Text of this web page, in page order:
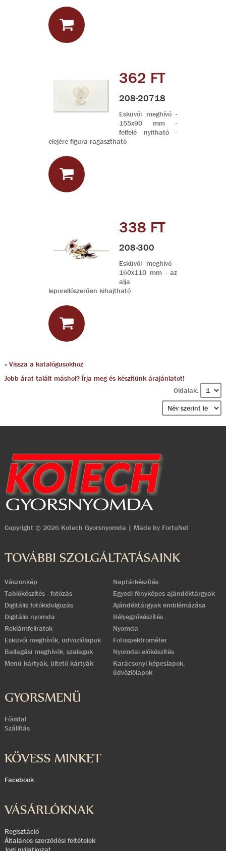
362 FT
208-20718
Esküvői meghívó -
155x90 mm -
felfelé nyitható -
elejére figura ragasztható
338 FT
208-300
Esküvői meghívó -
160x110 mm - az
alja
leporellószerűen kihajtható
« Vissza a katalógusokhoz
Jobb árat talált máshol? Írja meg és készítünk árajánlatot!
Oldalak:
Copyright © 2026 Kotech Gyorsnyomda | Made by FortuNet
TOVÁBBI SZOLGÁLTATÁSAINK
Vászonkép
Naptárkészítés
Tablókészítés - fotózás
Egyedi fényképes ajándéktárgyak
Digitális fotókidolgozás
Ajándéktárgyak emblémázása
Digitális nyomda
Bélyegzőkészítés
Reklámfeliratok
Nyomda
Esküvői meghívók, üdvözlőlapok
Fotospektrométer
Ballagási meghívók, szalagok
Nyomdai előkészítés
Menü kártyák, ültető kártyák
Karácsonyi képeslapok,
üdvözlőlapok
GYORSMENÜ
Főoldal
Szállítás
KÖVESS MINKET
Facebook
VÁSÁRLÓKNAK
Regisztáció
Általános szerződési feltételek